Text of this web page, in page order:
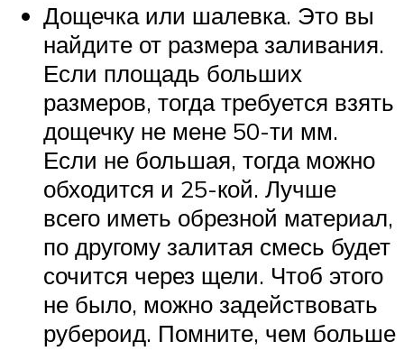
Дощечка или шалевка. Это вы
найдите от размера заливания.
Если площадь больших
размеров, тогда требуется взять
дощечку не мене 50-ти мм.
Если не большая, тогда можно
обходится и 25-кой. Лучше
всего иметь обрезной материал,
по другому залитая смесь будет
сочится через щели. Чтоб этого
не было, можно задействовать
рубероид. Помните, чем больше